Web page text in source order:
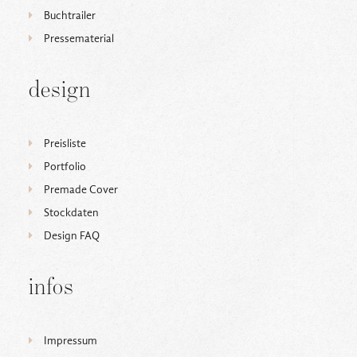
Buchtrailer
Pressematerial
design
Preisliste
Portfolio
Premade Cover
Stockdaten
Design FAQ
infos
Impressum